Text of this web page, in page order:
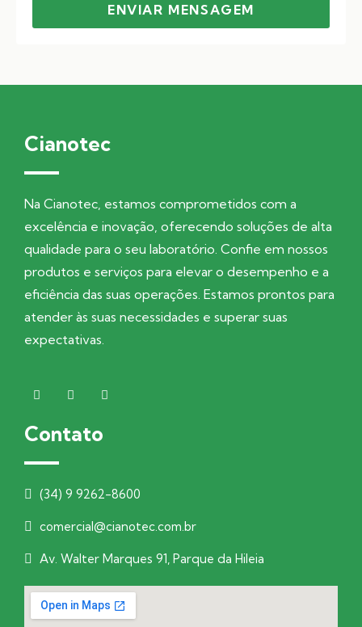
ENVIAR MENSAGEM
Cianotec
Na Cianotec, estamos comprometidos com a
excelência e inovação, oferecendo soluções de alta
qualidade para o seu laboratório. Confie em nossos
produtos e serviços para elevar o desempenho e a
eficiência das suas operações. Estamos prontos para
atender às suas necessidades e superar suas
expectativas.
Contato
(34) 9 9262-8600
comercial@cianotec.com.br
Av. Walter Marques 91, Parque da Hileia